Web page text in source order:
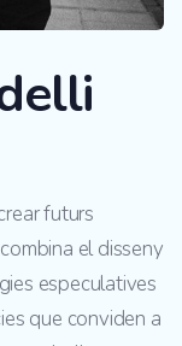
futurs
el disseny
especulatives
que conviden a